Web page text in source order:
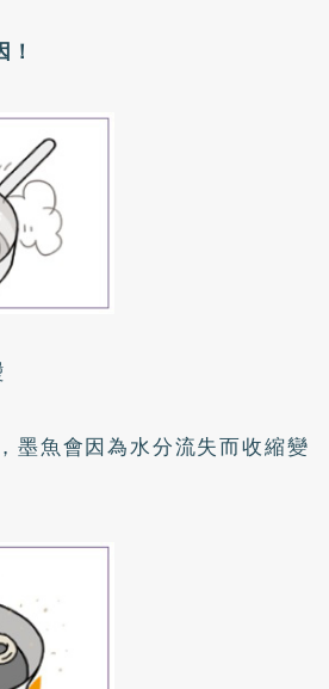
墨魚會因為水分流失而收縮變